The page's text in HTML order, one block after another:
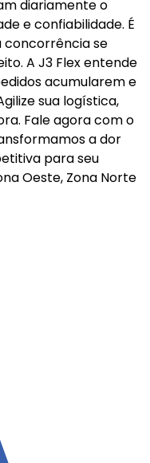
diariamente o
e confiabilidade. É
concorrência se
A J3 Flex entende
acumularem e
sua logística,
Fale agora com o
a dor
para seu
Oeste, Zona Norte